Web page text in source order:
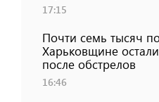
17:15
Почти семь тысяч
Харьковщине
после обстрелов
16:46